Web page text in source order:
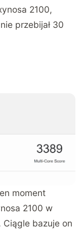
2100,
przebijał 30
moment
2100 w
Ciągle bazuje on